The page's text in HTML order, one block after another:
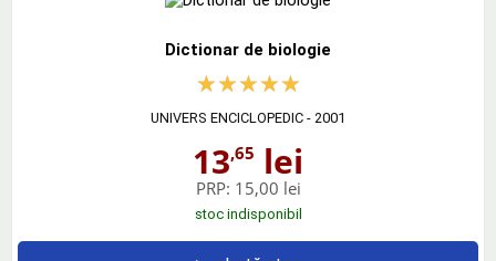
Dictionar de biologie
UNIVERS ENCICLOPEDIC - 2001
13,65 lei
PRP: 15,00 lei
stoc indisponibil